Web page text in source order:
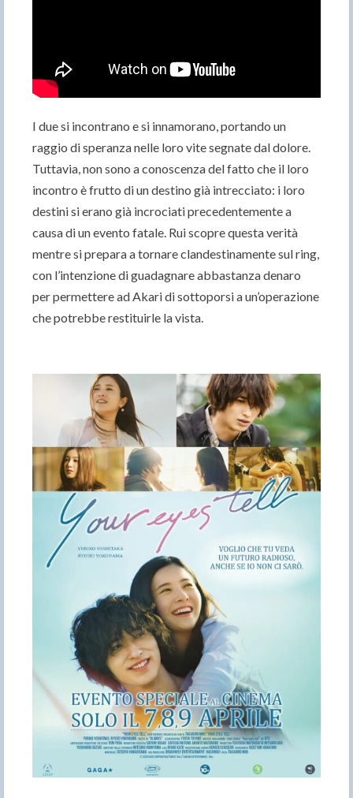
I due si incontrano e si innamorano, portando un
raggio di speranza nelle loro vite segnate dal dolore.
Tuttavia, non sono a conoscenza del fatto che il loro
incontro è frutto di un destino già intrecciato: i loro
destini si erano già incrociati precedentemente a
causa di un evento fatale. Rui scopre questa verità
mentre si prepara a tornare clandestinamente sul ring,
con l’intenzione di guadagnare abbastanza denaro
per permettere ad Akari di sottoporsi a un’operazione
che potrebbe restituirle la vista.